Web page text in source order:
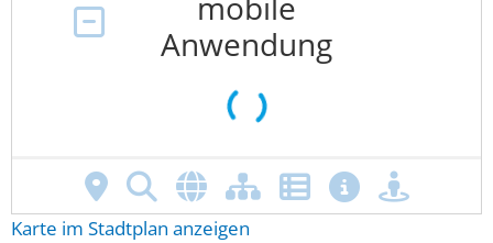
Karte im Stadtplan anzeigen